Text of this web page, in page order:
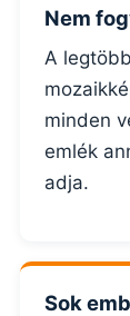
Nem
A
minden
emlék
adja.
Sok